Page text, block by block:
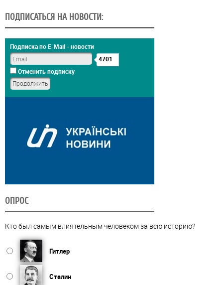
ПОДПИСАТЬСЯ НА НОВОСТИ:
Подписка по E-Mail - новости
4701
Отменить подписку
ОПРОС
Кто был самым влиятельным человеком за всю историю?
Гитлер
Сталин